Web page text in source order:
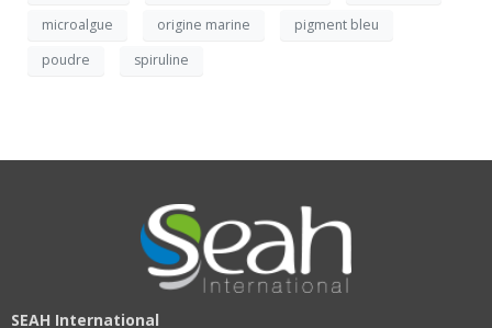
microalgue
origine marine
pigment bleu
poudre
spiruline
SEAH International